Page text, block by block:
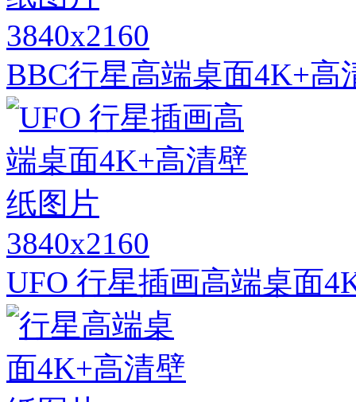
3840x2160
BBC行星高端桌面4K+高
3840x2160
UFO 行星插画高端桌面